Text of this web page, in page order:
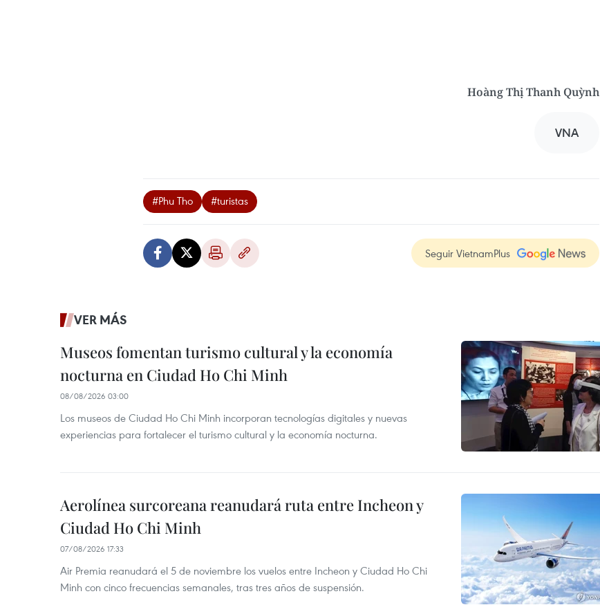
Hoàng Thị Thanh Quỳnh
VNA
#Phu Tho #turistas
Seguir VietnamPlus
VER MÁS
Museos fomentan turismo cultural y la economía
nocturna en Ciudad Ho Chi Minh
08/08/2026 03:00
Los museos de Ciudad Ho Chi Minh incorporan tecnologías digitales y nuevas
experiencias para fortalecer el turismo cultural y la economía nocturna.
Aerolínea surcoreana reanudará ruta entre Incheon y
Ciudad Ho Chi Minh
07/08/2026 17:33
Air Premia reanudará el 5 de noviembre los vuelos entre Incheon y Ciudad Ho Chi
Minh con cinco frecuencias semanales, tras tres años de suspensión.